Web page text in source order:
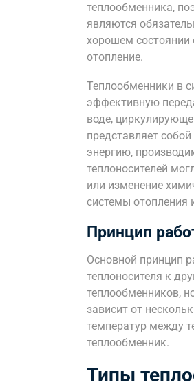
теплообменника,
являются
хорошем состоянии
отопление.
Теплообменники в
эффективную
воде,
представляет
энергию,
теплоносителей
или изменение
системы отопления
Принцип
Основной принцип
теплоносителя к
теплообменников,
зависит от
температур между
теплообменник.
Типы